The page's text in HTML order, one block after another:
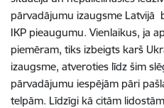
pārvadājumu izaugsme Latvijā
IKP pieaugumu. Vienlaikus, ja
piemēram, tiks izbeigts karš
izaugsme, atveroties līdz šim
pārvadājumu iespējām pāri
telpām. Līdzīgi kā citām